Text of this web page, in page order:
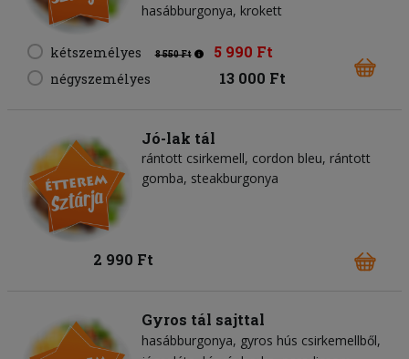
hasábburgonya, krokett
kétszemélyes 8 550 Ft 5 990 Ft
négyszemélyes 13 000 Ft
Jó-lak tál
rántott csirkemell, cordon bleu, rántott
gomba, steakburgonya
2 990 Ft
Gyros tál sajttal
hasábburgonya gyros hús csirkemellből